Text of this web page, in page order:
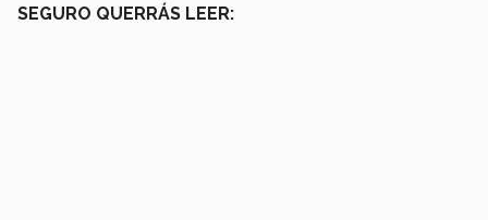
SEGURO QUERRÁS LEER: